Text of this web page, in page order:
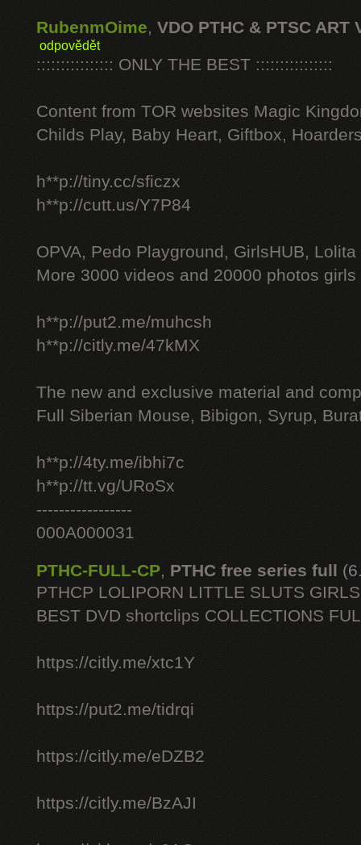
RubenmOime, VDO PTHC & PTSC ART
odpovědět
:::::::::::::::: ONLY THE BEST ::::::::::::::::
Content from TOR websites Magic
Childs Play, Baby Heart, Giftbox,
h**p://tiny.cc/sficzx
h**p://cutt.us/Y7P84
OPVA, Pedo Playground, GirlsHUB, Lolita
More 3000 videos and 20000 photos
h**p://put2.me/muhcsh
h**p://citly.me/47kMX
The new and exclusive material and
Full Siberian Mouse, Bibigon, Syrup,
h**p://4ty.me/ibhi7c
h**p://tt.vg/URoSx
-----------------
000A000031
PTHC-FULL-CP, PTHC free series full
PTHCP LOLIPORN LITTLE SLUTS
BEST DVD shortclips COLLECTIONS
https://citly.me/xtc1Y
https://put2.me/tidrqi
https://citly.me/eDZB2
https://citly.me/BzAJI